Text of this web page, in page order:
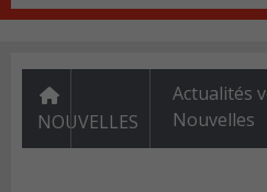
NOUVELLES
Actualités
Nouvelles